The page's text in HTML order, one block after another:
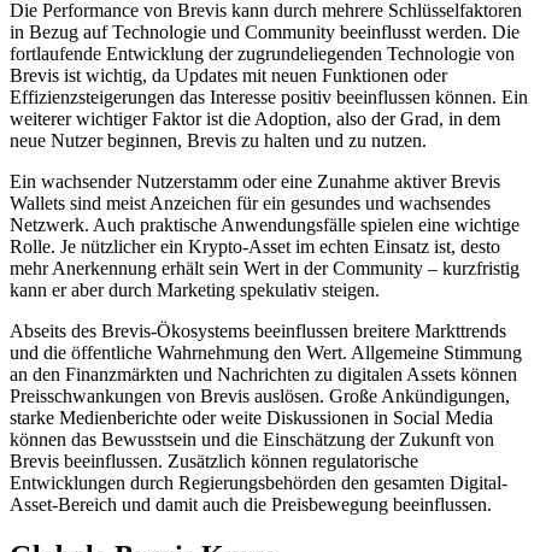
Die Performance von Brevis kann durch mehrere Schlüsselfaktoren
in Bezug auf Technologie und Community beeinflusst werden. Die
fortlaufende Entwicklung der zugrundeliegenden Technologie von
Brevis ist wichtig, da Updates mit neuen Funktionen oder
Effizienzsteigerungen das Interesse positiv beeinflussen können. Ein
weiterer wichtiger Faktor ist die Adoption, also der Grad, in dem
neue Nutzer beginnen, Brevis zu halten und zu nutzen.
Ein wachsender Nutzerstamm oder eine Zunahme aktiver Brevis
Wallets sind meist Anzeichen für ein gesundes und wachsendes
Netzwerk. Auch praktische Anwendungsfälle spielen eine wichtige
Rolle. Je nützlicher ein Krypto-Asset im echten Einsatz ist, desto
mehr Anerkennung erhält sein Wert in der Community – kurzfristig
kann er aber durch Marketing spekulativ steigen.
Abseits des Brevis-Ökosystems beeinflussen breitere Markttrends
und die öffentliche Wahrnehmung den Wert. Allgemeine Stimmung
an den Finanzmärkten und Nachrichten zu digitalen Assets können
Preisschwankungen von Brevis auslösen. Große Ankündigungen,
starke Medienberichte oder weite Diskussionen in Social Media
können das Bewusstsein und die Einschätzung der Zukunft von
Brevis beeinflussen. Zusätzlich können regulatorische
Entwicklungen durch Regierungsbehörden den gesamten Digital-
Asset-Bereich und damit auch die Preisbewegung beeinflussen.